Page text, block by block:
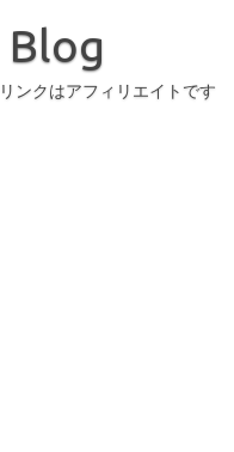
ンクはアフィリエイトです